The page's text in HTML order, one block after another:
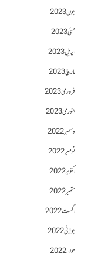
جون 2023
مئی 2023
اپریل 2023
مارچ 2023
فروری 2023
جنوری 2023
دسمبر 2022
نومبر 2022
اکتوبر 2022
ستمبر 2022
اگست 2022
جولائی 2022